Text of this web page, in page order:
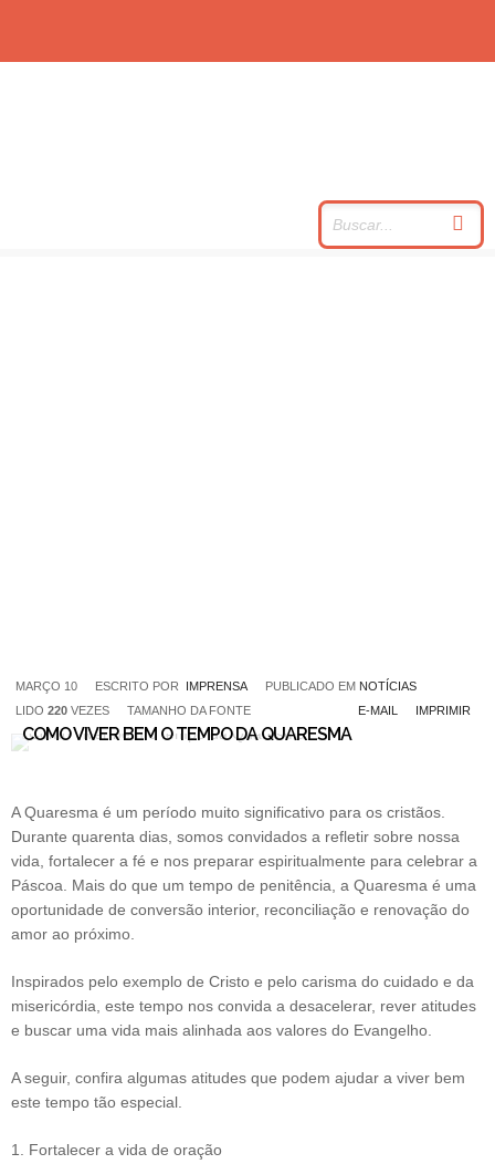
MARÇO 10 ESCRITO POR IMPRENSA PUBLICADO EM NOTÍCIAS
LIDO 220 VEZES TAMANHO DA FONTE IMPRIMIR
E-MAIL
COMO VIVER BEM O TEMPO DA QUARESMA
A Quaresma é um período muito significativo para os cristãos.
Durante quarenta dias, somos convidados a refletir sobre nossa
vida, fortalecer a fé e nos preparar espiritualmente para celebrar a
Páscoa. Mais do que um tempo de penitência, a Quaresma é uma
oportunidade de conversão interior, reconciliação e renovação do
amor ao próximo.
Inspirados pelo exemplo de Cristo e pelo carisma do cuidado e da
misericórdia, este tempo nos convida a desacelerar, rever atitudes
e buscar uma vida mais alinhada aos valores do Evangelho.
A seguir, confira algumas atitudes que podem ajudar a viver bem
este tempo tão especial.
1. Fortalecer a vida de oração